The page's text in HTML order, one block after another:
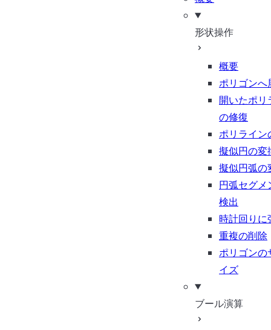
形状操作
概要
ポリゴンへ
開いたポリ
の修復
ポリライン
擬似円の変
擬似円弧の
円弧セグメ
検出
時計回りに
重複の削除
ポリゴンの
イズ
ブール演算